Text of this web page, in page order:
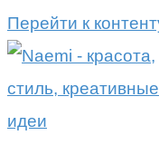
Перейти к